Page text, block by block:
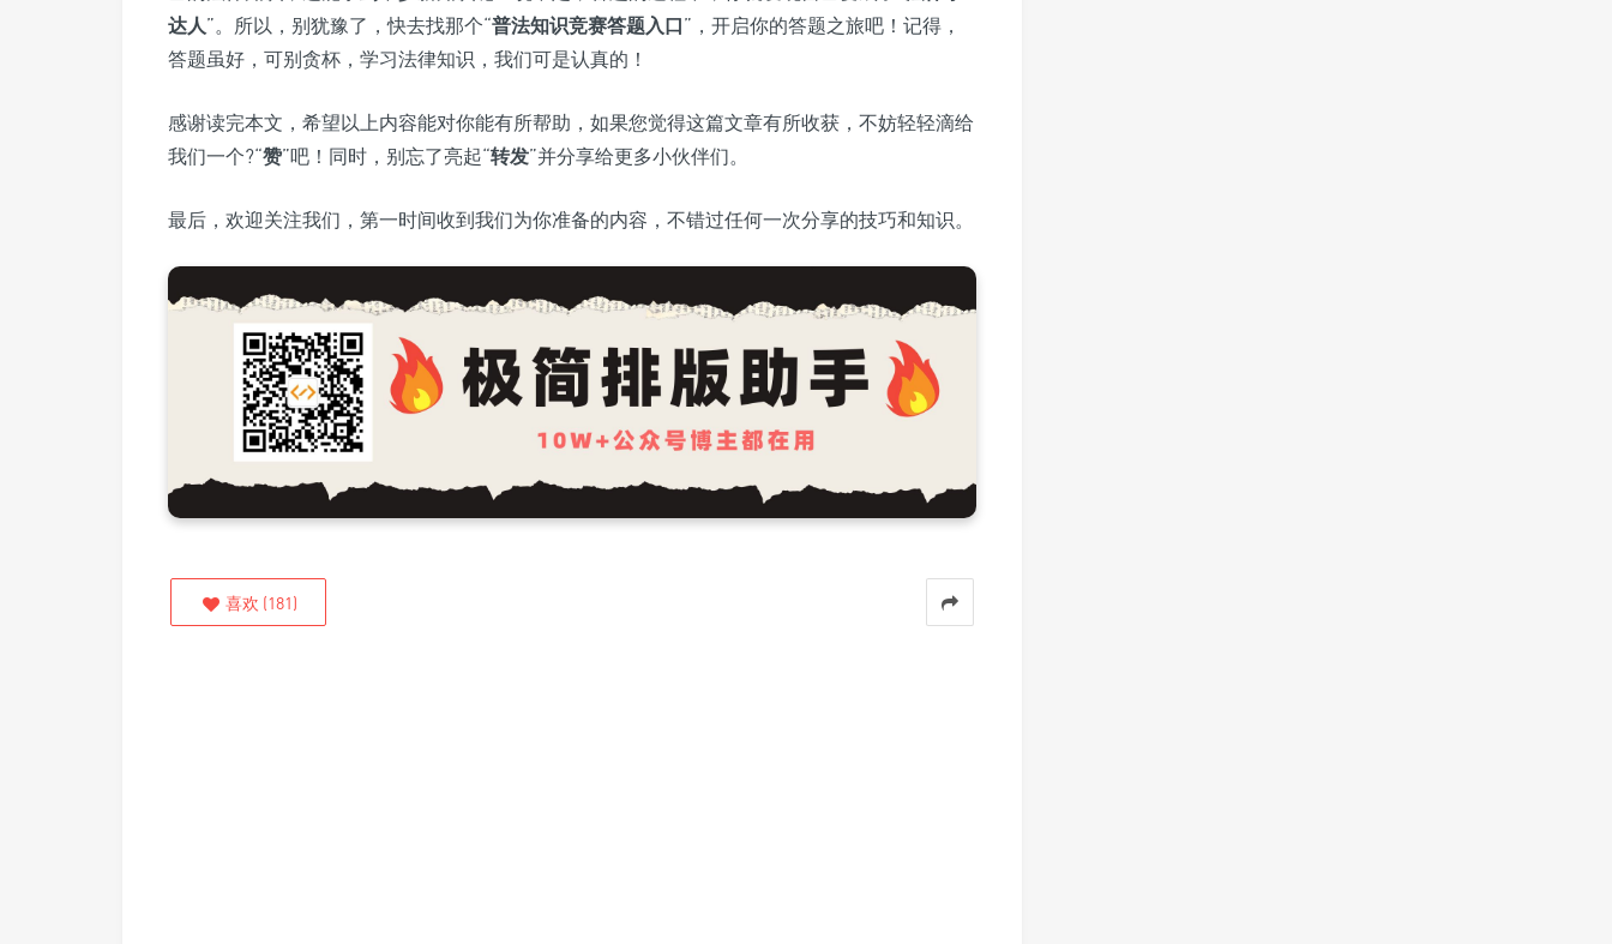
达人”。所以，别犹豫了，快去找那个“普法知识竞赛答题入口”，开启你的答题之旅吧！记得，
答题虽好，可别贪杯，学习法律知识，我们可是认真的！
感谢读完本文，希望以上内容能对你能有所帮助，如果您觉得这篇文章有所收获，不妨轻轻滴给
我们一个?“赞”吧！同时，别忘了亮起“转发”并分享给更多小伙伴们。
最后，欢迎关注我们，第一时间收到我们为你准备的内容，不错过任何一次分享的技巧和知识。
喜欢 (181)